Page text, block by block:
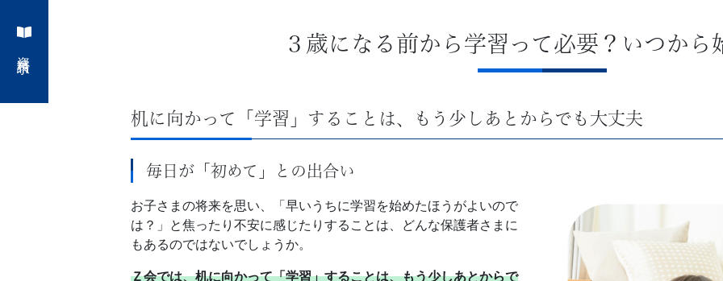
３歳になる前から学習って必要？いつから
机に向かって「学習」することは、もう少しあとからでも大丈夫
毎日が「初めて」との出合い
お子さまの将来を思い、「早いうちに学習を始めたほうがよいので
は？」と焦ったり不安に感じたりすることは、どんな保護者さまに
もあるのではないでしょうか。
Ｚ会では、机に向かって「学習」することは、もう少しあとからで